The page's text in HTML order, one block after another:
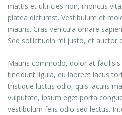
mattis et ultricies non, rhoncus
platea dictumst. Vestibulum et
mauris. Cras vehicula ornare
Sed sollicitudin mi justo, et auctor
Mauris commodo, dolor at
tincidunt ligula, eu laoreet lacus
tristique luctus odio, quis iaculis
vulputate, ipsum eget porta
vestibulum felis odio sed lectus.